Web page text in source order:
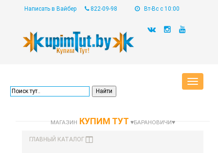
Написать в Вайбер 822-09-98 Вт-Вс с 10:00
Toggle
МАГАЗИН КУПИМ ТУТ ♥БАРАНОВИЧИ♥
ГЛАВНЫЙ КАТАЛОГ